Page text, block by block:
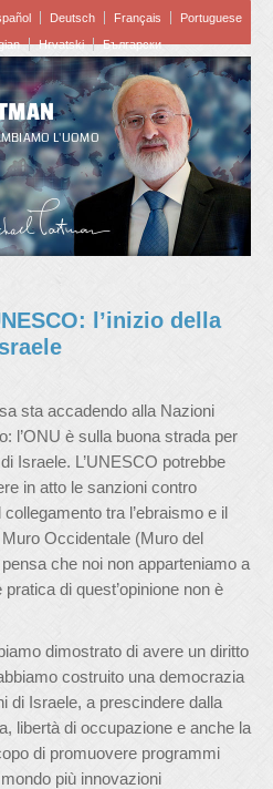
Deutsch Français
Portuguese
Hrvatski Български
L'UOMO
l’inizio della
sta accadendo alla Nazioni
l’ONU è sulla buona strada per
Israele. L’UNESCO potrebbe
in atto le sanzioni contro
collegamento tra l’ebraismo e il
Occidentale (Muro del
che noi non apparteniamo a
di quest’opinione non è
dimostrato di avere un diritto
costruito una democrazia
di Israele, a prescindere dalla
libertà di occupazione e anche la
di promuovere programmi
più innovazioni